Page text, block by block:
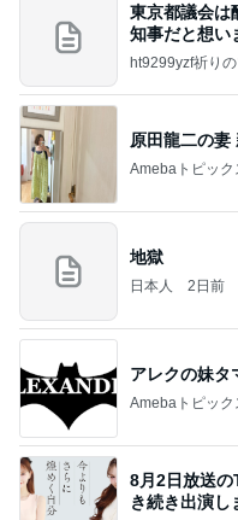
東京都議会は
知事だと想い
か？
ht9299yzf祈り
原田龍二の妻
Amebaトピック
地獄
日本人 2日前
アレクの妹タ
Amebaトピック
8月2日放送の
き続き出演し